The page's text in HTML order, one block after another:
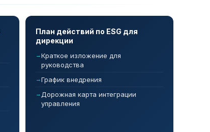
План действий по ESG для
дирекции
Краткое изложение для
руководства
График внедрения
Дорожная карта интеграции
управления